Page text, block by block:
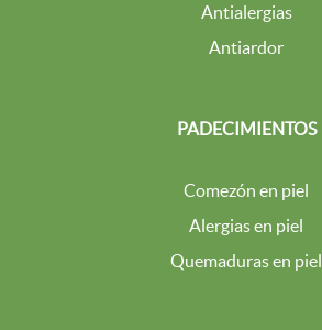
Antialergias
Antiardor
PADECIMIENTOS
Comezón en piel
Alergias en piel
Quemaduras en piel